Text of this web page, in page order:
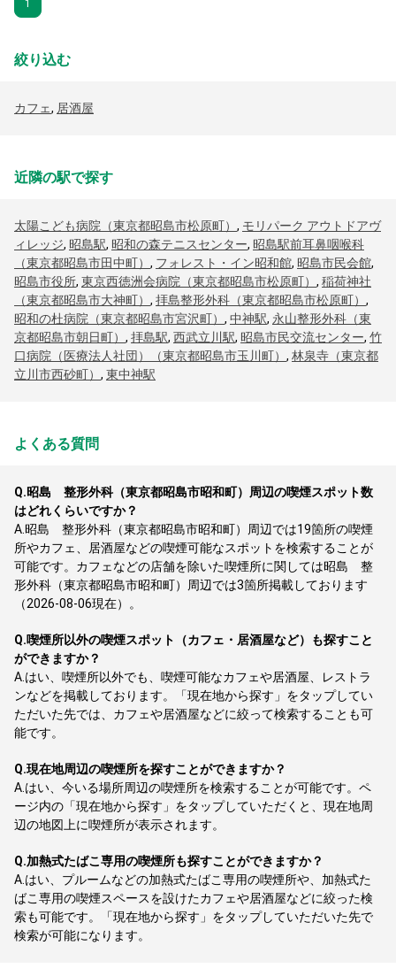
1
絞り込む
カフェ, 居酒屋
近隣の駅で探す
太陽こども病院（東京都昭島市松原町） , モリパーク アウトドアヴ
ィレッジ, 昭島駅, 昭和の森テニスセンター, 昭島駅前耳鼻咽喉科
（東京都昭島市田中町） , フォレスト・イン昭和館, 昭島市民会館,
昭島市役所, 東京西徳洲会病院（東京都昭島市松原町） , 稲荷神社
（東京都昭島市大神町） , 拝島整形外科（東京都昭島市松原町） ,
昭和の杜病院（東京都昭島市宮沢町） , 中神駅, 永山整形外科（東
京都昭島市朝日町） , 拝島駅, 西武立川駅, 昭島市民交流センター, 竹
口病院（医療法人社団）（東京都昭島市玉川町） , 林泉寺（東京都
立川市西砂町） , 東中神駅
よくある質問
Q.昭島 整形外科（東京都昭島市昭和町）周辺の喫煙スポット数
はどれくらいですか？
A. 昭島 整形外科（東京都昭島市昭和町）周辺では19箇所の喫煙
所やカフェ、居酒屋などの喫煙可能なスポットを検索することが
可能です。カフェなどの店舗を除いた喫煙所に関しては昭島 整
形外科（東京都昭島市昭和町）周辺では3箇所掲載しております
（2026-08-06現在）。
Q.喫煙所以外の喫煙スポット（カフェ・居酒屋など）も探すこと
ができますか？
A. はい、喫煙所以外でも、喫煙可能なカフェや居酒屋、レストラ
ンなどを掲載しております。「現在地から探す」をタップしてい
ただいた先では、カフェや居酒屋などに絞って検索することも可
能です。
Q.現在地周辺の喫煙所を探すことができますか？
A. はい、今いる場所周辺の喫煙所を検索することが可能です。ペ
ージ内の「現在地から探す」をタップしていただくと、現在地周
辺の地図上に喫煙所が表示されます。
Q.加熱式たばこ専用の喫煙所も探すことができますか？
A. はい、プルームなどの加熱式たばこ専用の喫煙所や、加熱式た
ばこ専用の喫煙スペースを設けたカフェや居酒屋などに絞った検
索も可能です。「現在地から探す」をタップしていただいた先で
検索が可能になります。